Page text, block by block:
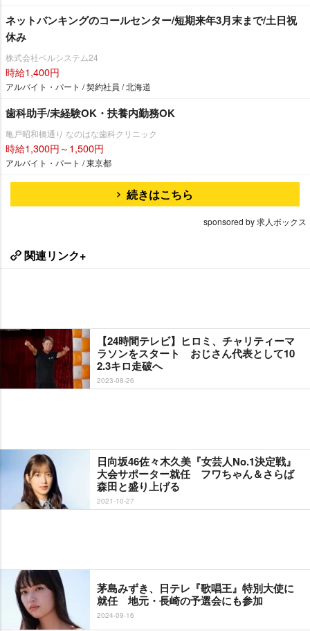
ネットバンキングのコールセンター/短期来年3月末まで/土日祝
休み
株式会社ベルシステム24
時給1,400円
アルバイト・パート / 契約社員 / 北海道
歯科助手/未経験OK・扶養内勤務OK
亀戸昭和橋通り なのはな歯科クリニック
時給1,300円～1,500円
アルバイト・パート / 東京都
続きはこちら
sponsored by 求人ボックス
関連リンク+
【24時間テレビ】ヒロミ、チャリティーマ
ラソンをスタート おじさん代表として10
2.3キロ走破へ
2023-08-26
日向坂46佐々木久美『女芸人No.1決定戦』
大会サポーター就任 フワちゃん＆さらば
森田と盛り上げる
2021-10-27
茅島みずき、日テレ『歌唱王』特別大使に
就任 地元・長崎の予選会にも参加
2024-09-16